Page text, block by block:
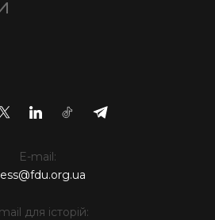
E-mail:
для історій: